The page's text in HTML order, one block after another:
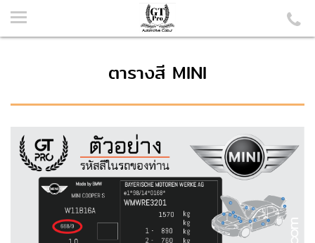
ตารางสี MINI